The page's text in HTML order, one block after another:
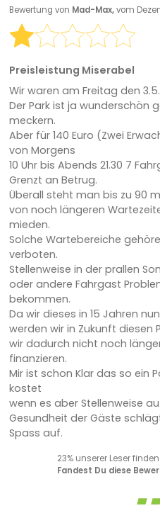
Bewertung von Mad-Max,vom
Preisleistung Miserabel
Wir waren am Freitag den
Der Park ist ja wunderschön
meckern.
Aber für 140 Euro (Zwei
von Morgens
10 Uhr bis Abends 21.30 7
Grenzt an Betrug.
Überall steht man bis zu 90
von noch längeren
mieden.
Solche Wartebereiche
verboten.
Stellenweise in der prallen
oder andere Fahrgast
bekommen.
Da wir dieses in 15 Jahren
werden wir in Zukunft
wir dadurch nicht noch
finanzieren.
Mir ist schon Klar das so ein
kostet
wenn es aber Stellenweise
Gesundheit der Gäste
Spass auf.
23% unserer Leser
Fandest Du diese